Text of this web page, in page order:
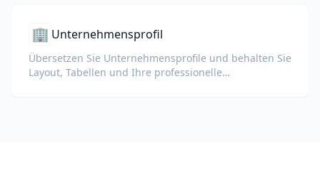
🏢 Unternehmensprofil
Übersetzen Sie Unternehmensprofile und behalten Sie
Layout, Tabellen und Ihre professionelle